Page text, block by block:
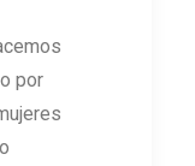
por